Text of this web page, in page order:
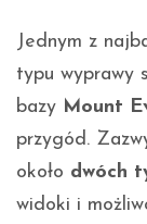
Jednym z
typu wyprawy
bazy Mount
przygód.
około dwóch
widoki i